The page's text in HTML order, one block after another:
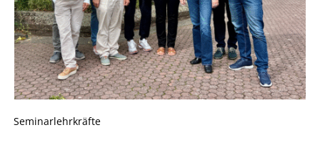
Seminarlehrkräfte